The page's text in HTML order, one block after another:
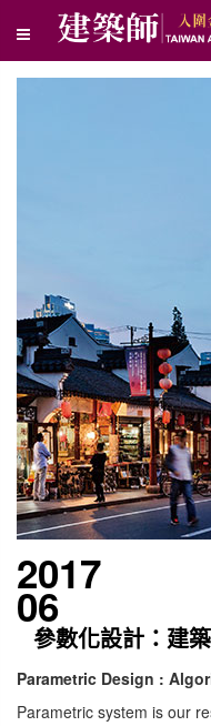
2017
06
參數化設計：建
Parametric Design :
Parametric system is our